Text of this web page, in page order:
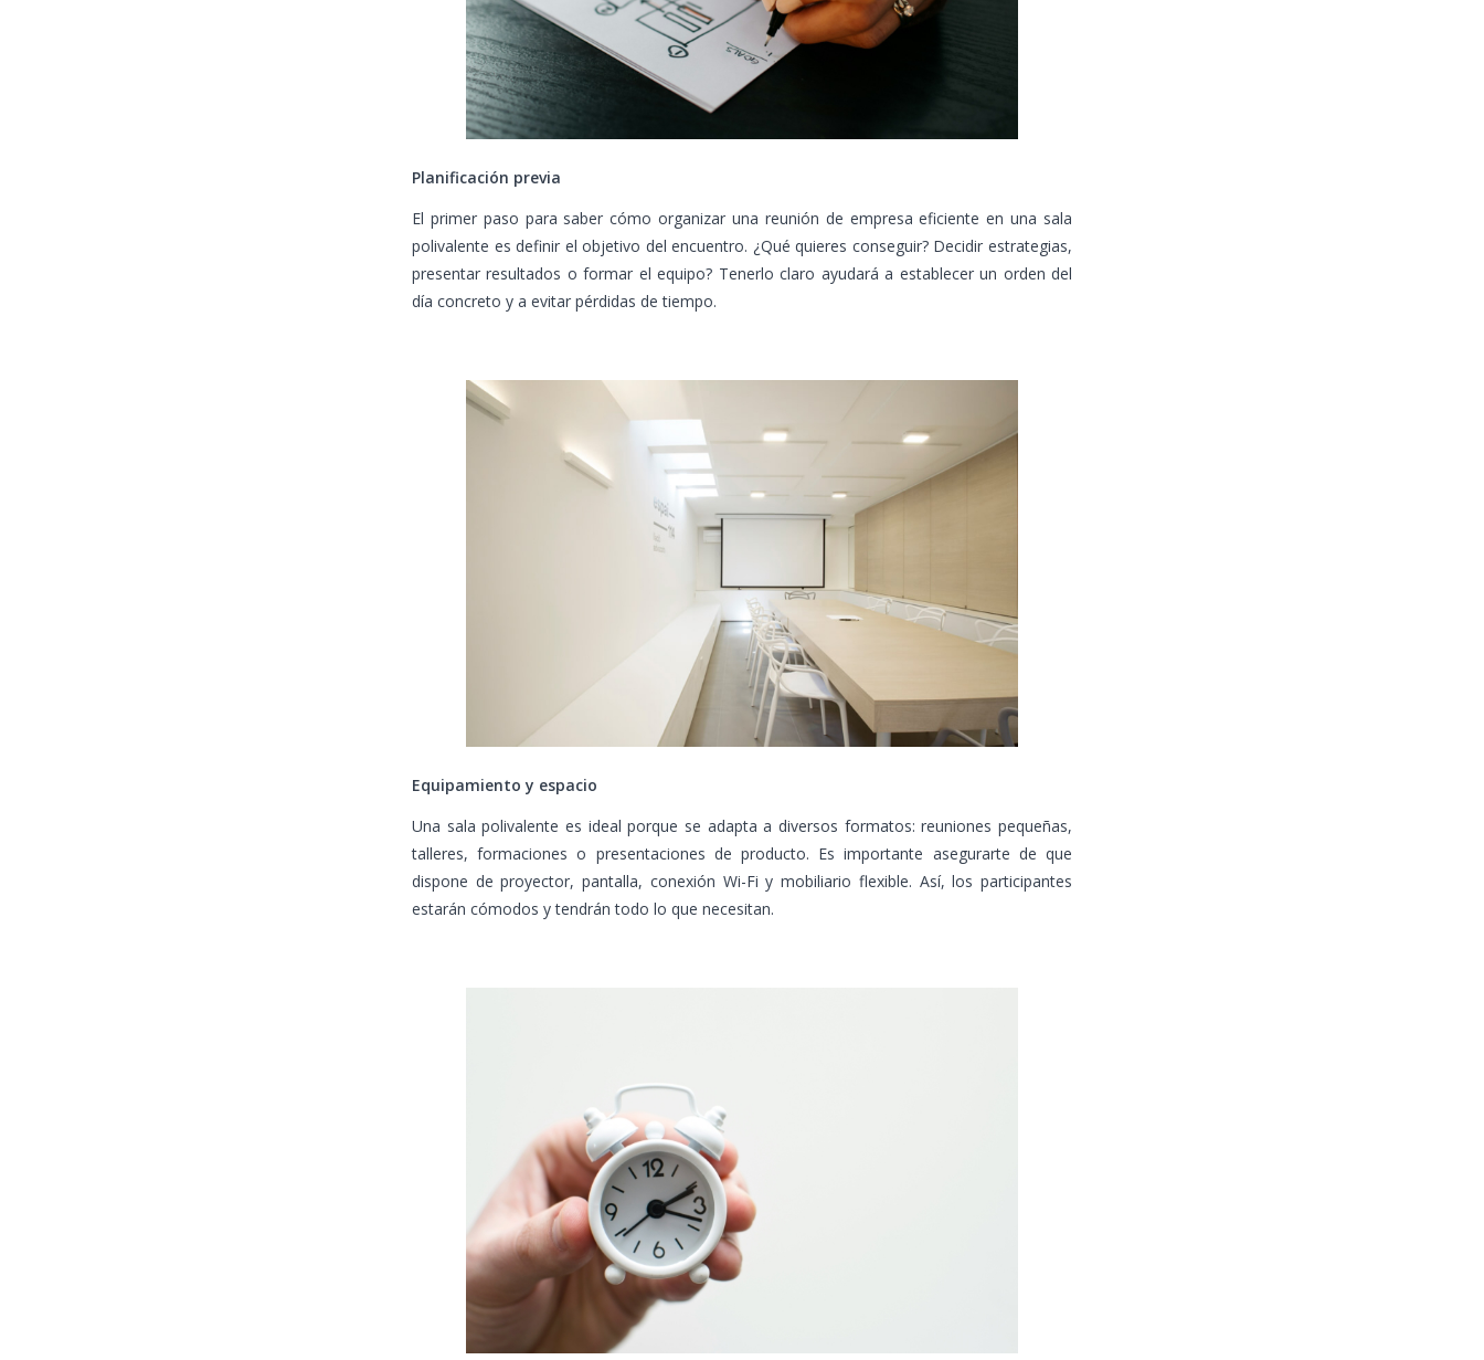
Planificación previa
El primer paso para saber cómo organizar una reunión de empresa eficiente en una sala
polivalente es definir el objetivo del encuentro. ¿Qué quieres conseguir? Decidir estrategias,
presentar resultados o formar el equipo? Tenerlo claro ayudará a establecer un orden del
día concreto y a evitar pérdidas de tiempo.
Equipamiento y espacio
Una sala polivalente es ideal porque se adapta a diversos formatos: reuniones pequeñas,
talleres, formaciones o presentaciones de producto. Es importante asegurarte de que
dispone de proyector, pantalla, conexión Wi-Fi y mobiliario flexible. Así, los participantes
estarán cómodos y tendrán todo lo que necesitan.